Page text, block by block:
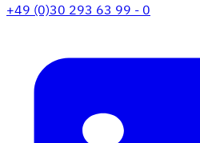
+49 (0)30 293 63 99 - 0